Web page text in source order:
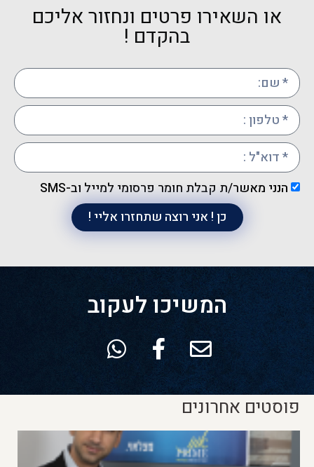
או השאירו פרטים ונחזור אליכם
בהקדם !
הנני מאשר/ת קבלת חומר פרסומי למייל וב-SMS
כן ! אני רוצה שתחזרו אליי !
המשיכו לעקוב
פוסטים אחרונים